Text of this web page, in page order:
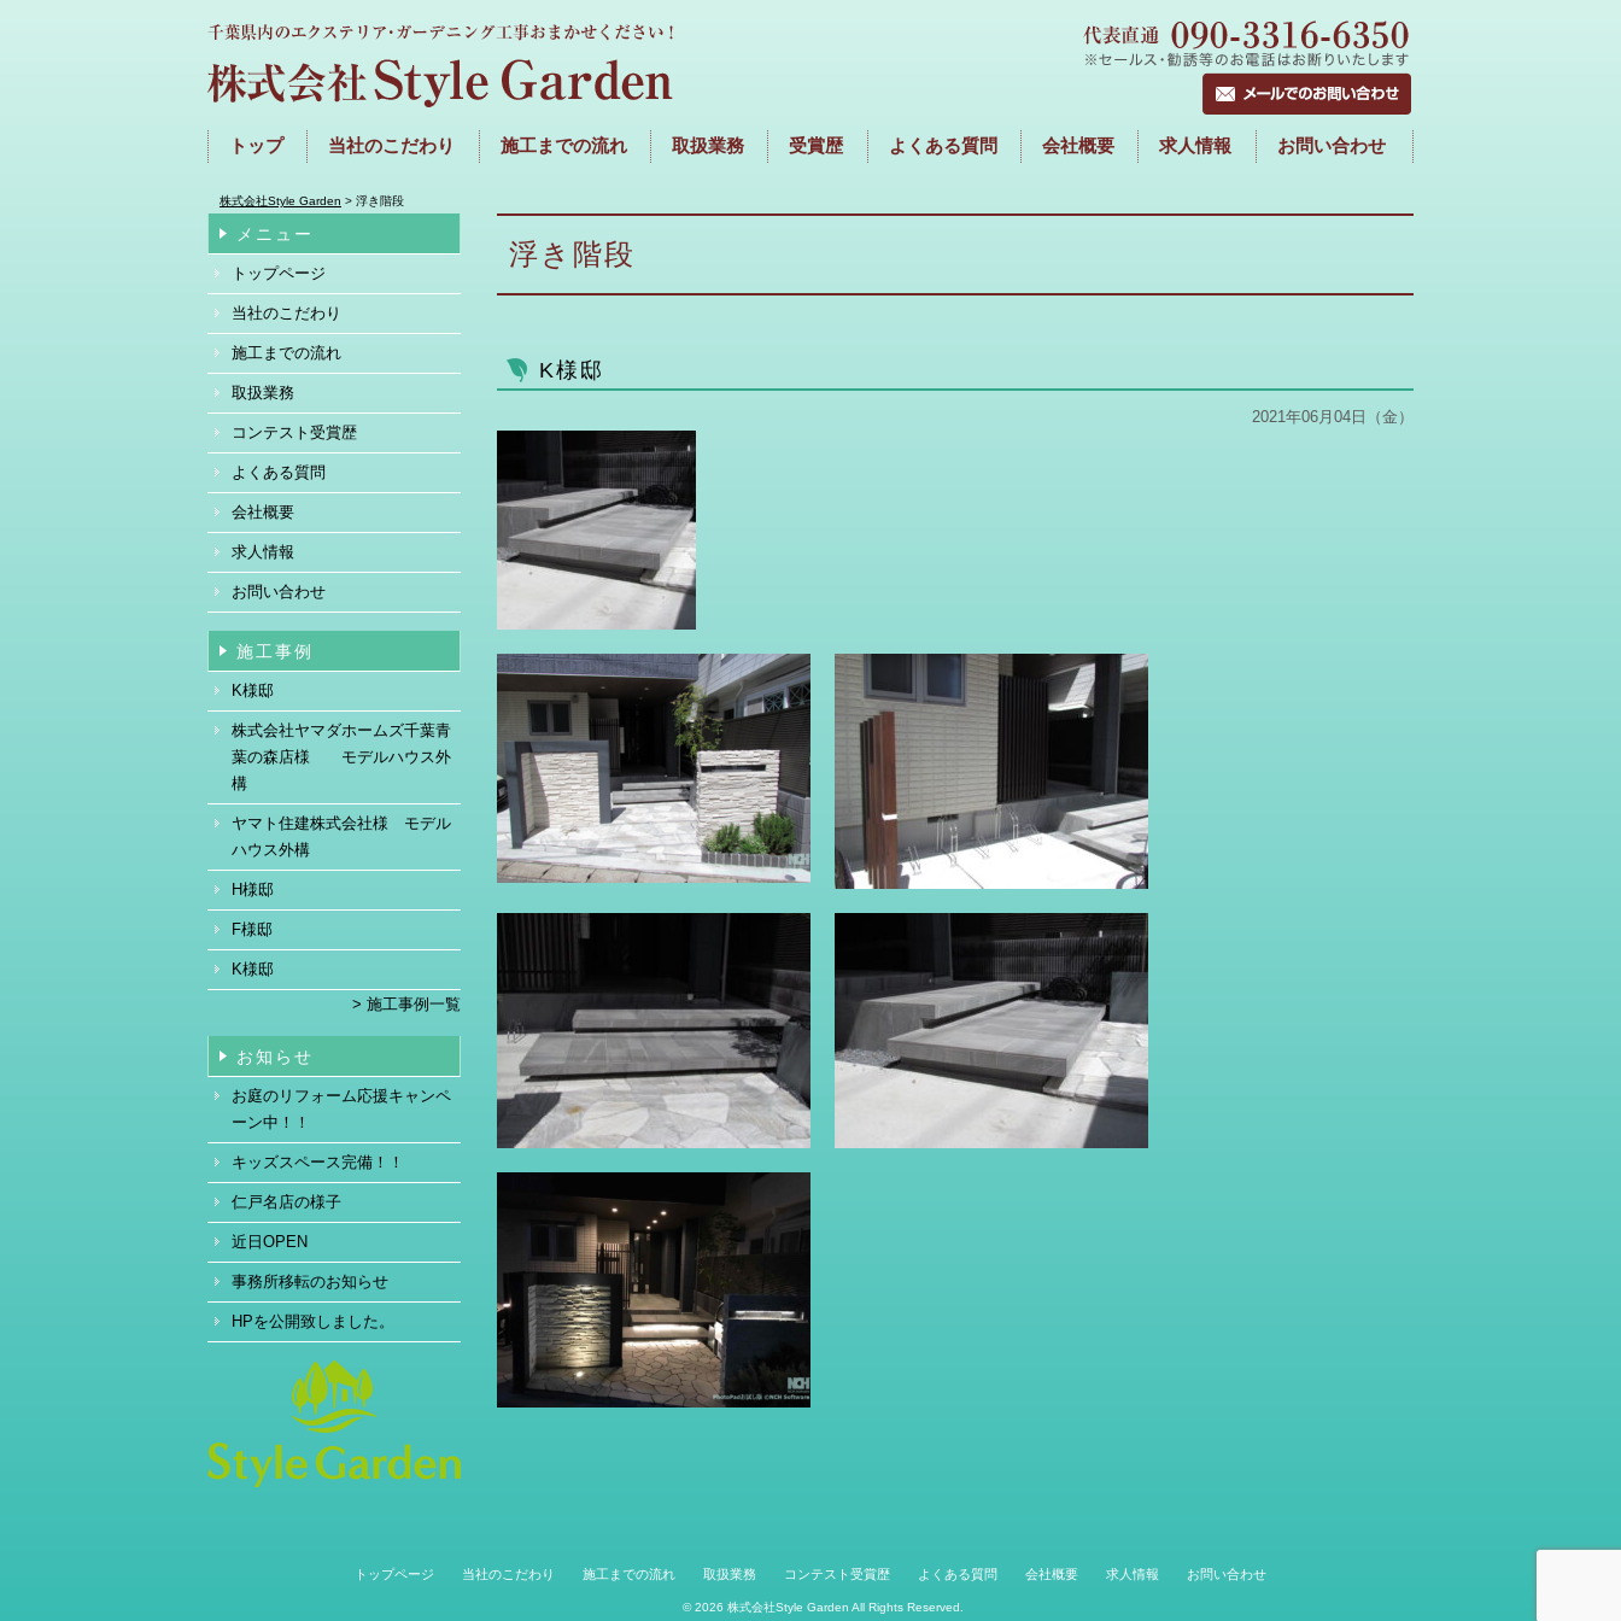
トップ 当社のこだわり 施工までの流れ 取扱業務 受賞歴 よくある質問 会社概要 求人情報 お問い合わせ
株式会社Style Garden > 浮き階段
浮き階段
K様邸
2021年06月04日（金）
メニュー
トップページ
当社のこだわり
施工までの流れ
取扱業務
コンテスト受賞歴
よくある質問
会社概要
求人情報
お問い合わせ
施工事例
K様邸
株式会社ヤマダホームズ千葉青
葉の森店様 モデルハウス外
構
ヤマト住建株式会社様 モデル
ハウス外構
H様邸
F様邸
K様邸
> 施工事例一覧
お知らせ
お庭のリフォーム応援キャンペ
ーン中！！
キッズスペース完備！！
仁戸名店の様子
近日OPEN
事務所移転のお知らせ
HPを公開致しました。
トップページ 当社のこだわり 施工までの流れ 取扱業務 コンテスト受賞歴 よくある質問 会社概要 求人情報 お問い合わせ
© 2026 株式会社Style Garden All Rights Reserved.